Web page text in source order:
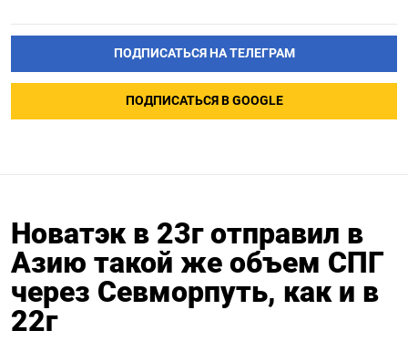
ПОДПИСАТЬСЯ НА ТЕЛЕГРАМ
ПОДПИСАТЬСЯ В GOOGLE
Новатэк в 23г отправил в
Азию такой же объем СПГ
через Севморпуть, как и в
22г